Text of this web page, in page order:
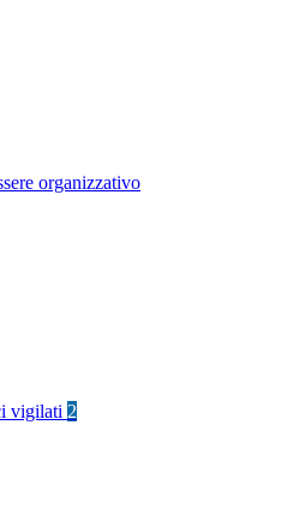
organizzativo
vigilati 2